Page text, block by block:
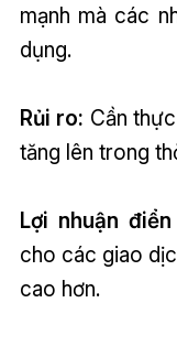
mạnh mà các
dụng.
Rủi ro: Cần
tăng lên trong
Lợi nhuận
cho các giao
cao hơn.